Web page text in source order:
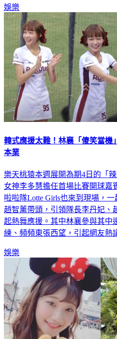
娛樂
韓式應援太難！林襄「傻笑當
本業
樂天桃猿本週展開為期4日的「
女神李多慧擔任首場比賽開球嘉
啦啦隊Lotte Girls也來到現場，
趙智薰帶頭，引領隊長李丹妃、
起熱舞應援。其中林襄參與其中
練、頻頻東張西望，引起網友熱
娛樂